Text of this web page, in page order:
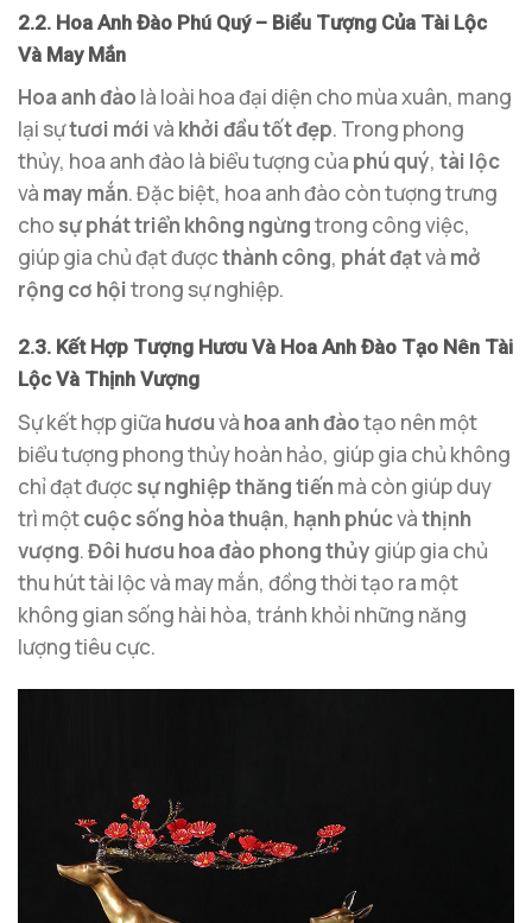
2.2. Hoa Anh Đào Phú Quý – Biểu Tượng Của Tài Lộc
Và May Mắn
Hoa anh đào là loài hoa đại diện cho mùa xuân, mang
lại sựtươi mớivà khởi đầu tốt đẹp. Trong phong
thủy, hoa anh đào là biểu tượng của phú quý, tài lộc
và may mắn. Đặc biệt, hoa anh đào còn tượng trưng
cho sự phát triển không ngừngtrong công việc,
giúp gia chủ đạt đượcthành công, phát đạtvà mở
rộng cơ hộitrong sự nghiệp.
2.3. Kết Hợp Tượng Hươu Và Hoa Anh Đào Tạo Nên Tài
Lộc Và Thịnh Vượng
Sự kết hợp giữa hươuvà hoa anh đàotạo nên một
biểu tượng phong thủy hoàn hảo, giúp gia chủ không
chỉ đạt được sự nghiệp thăng tiếnmà còn giúp duy
trì mộtcuộc sống hòa thuận, hạnh phúcvàthịnh
vượng.Đôi hươu hoa đào phong thủy giúp gia chủ
thu hút tài lộc và may mắn, đồng thời tạo ra một
không gian sống hài hòa, tránh khỏi những năng
lượng tiêu cực.